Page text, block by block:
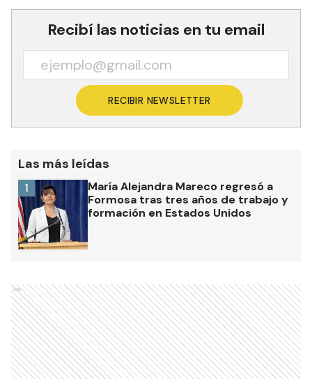
Recibí las noticias en tu email
RECIBIR NEWSLETTER
Las más leídas
María Alejandra Mareco regresó a
Formosa tras tres años de trabajo y
formación en Estados Unidos
1
Ads